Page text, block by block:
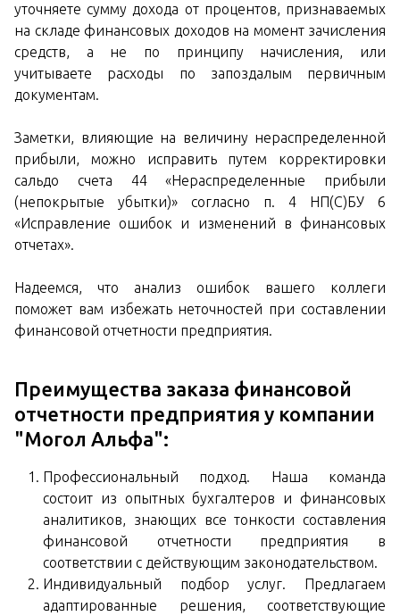
уточняете сумму дохода от процентов, признаваемых
на складе финансовых доходов на момент зачисления
средств, а не по принципу начисления, или
учитываете расходы по запоздалым первичным
документам.
Заметки, влияющие на величину нераспределенной
прибыли, можно исправить путем корректировки
сальдо счета 44 «Нераспределенные прибыли
(непокрытые убытки)» согласно п. 4 НП(С)БУ 6
«Исправление ошибок и изменений в финансовых
отчетах».
Надеемся, что анализ ошибок вашего коллеги
поможет вам избежать неточностей при составлении
финансовой отчетности предприятия.
Преимущества заказа финансовой
отчетности предприятия у компании
"Могол Альфа":
Профессиональный подход. Наша команда
состоит из опытных бухгалтеров и финансовых
аналитиков, знающих все тонкости составления
финансовой отчетности предприятия в
соответствии с действующим законодательством.
Индивидуальный подбор услуг. Предлагаем
адаптированные решения, соответствующие